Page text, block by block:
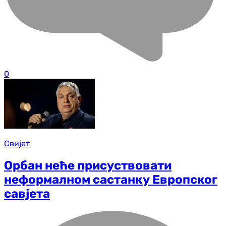
0
Свијет
Орбан неће присуствовати
неформалном састанку Европског
савјета